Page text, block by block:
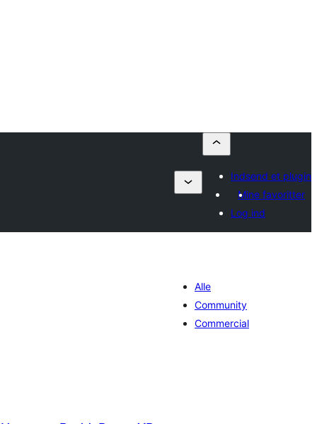
Indsend et plugin
Mine favoritter
Log ind
Alle
Community
Commercial